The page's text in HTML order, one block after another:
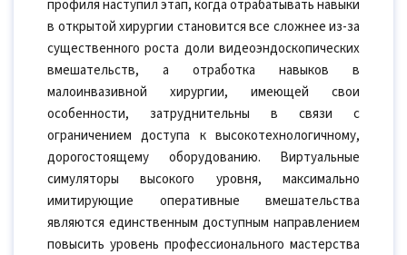
профиля наступил этап, когда отрабатывать навыки
в открытой хирургии становится все сложнее из-за
существенного роста доли видеоэндоскопических
вмешательств, а отработка навыков в
малоинвазивной хирургии, имеющей свои
особенности, затруднительны в связи с
ограничением доступа к высокотехнологичному,
дорогостоящему оборудованию. Виртуальные
симуляторы высокого уровня, максимально
имитирующие оперативные вмешательства
являются единственным доступным направлением
повысить уровень профессионального мастерства